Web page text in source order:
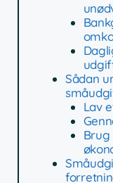
Sådan
Lav